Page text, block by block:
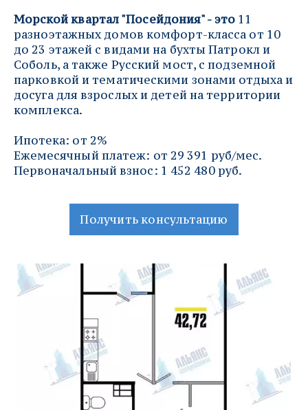
Морской квартал "Посейдония" - это 11
разноэтажных домов комфорт-класса от 10
до 23 этажей с видами на бухты Патрокл и
Соболь, а также Русский мост, с подземной
парковкой и тематическими зонами отдыха и
досуга для взрослых и детей на территории
комплекса.
Ипотека: от 2%
Ежемесячный платеж: от 29 391 руб/мес.
Первоначальный взнос: 1 452 480 руб.
Получить консультацию